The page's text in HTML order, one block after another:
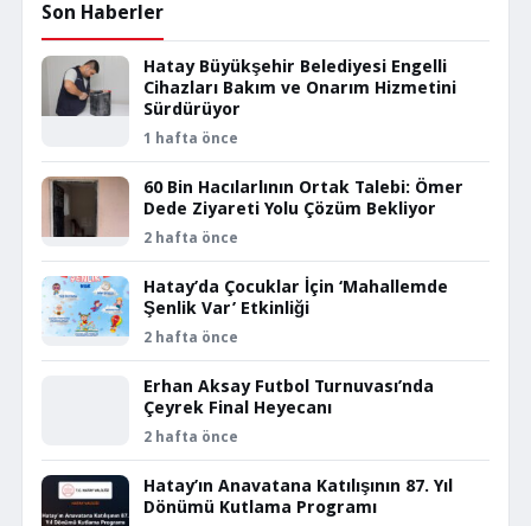
Son Haberler
Hatay Büyükşehir Belediyesi Engelli
Cihazları Bakım ve Onarım Hizmetini
Sürdürüyor
1 hafta önce
60 Bin Hacılarlının Ortak Talebi: Ömer
Dede Ziyareti Yolu Çözüm Bekliyor
2 hafta önce
Hatay’da Çocuklar İçin ‘Mahallemde
Şenlik Var’ Etkinliği
2 hafta önce
Erhan Aksay Futbol Turnuvası’nda
Çeyrek Final Heyecanı
2 hafta önce
Hatay’ın Anavatana Katılışının 87. Yıl
Dönümü Kutlama Programı